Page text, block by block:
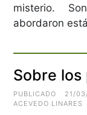
misterio.
abordaron
Sobre los
PUBLICADO 21/
ACEVEDO LINARES